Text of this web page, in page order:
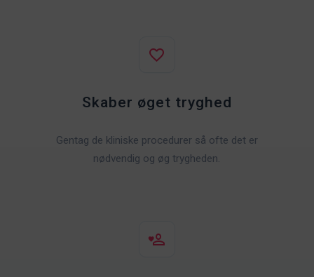
Skaber øget tryghed
Gentag de kliniske procedurer så ofte det er
nødvendig og øg trygheden.